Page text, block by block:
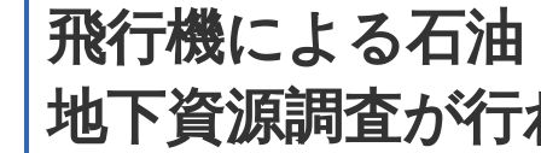
飛行機による石
地下資源調査が